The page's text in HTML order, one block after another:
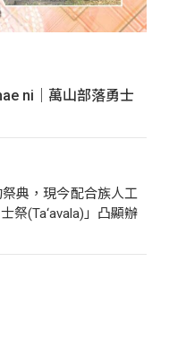
ni｜萬山部落勇士
典，現今配合族人工
祭(Ta‘avala)」凸顯辦